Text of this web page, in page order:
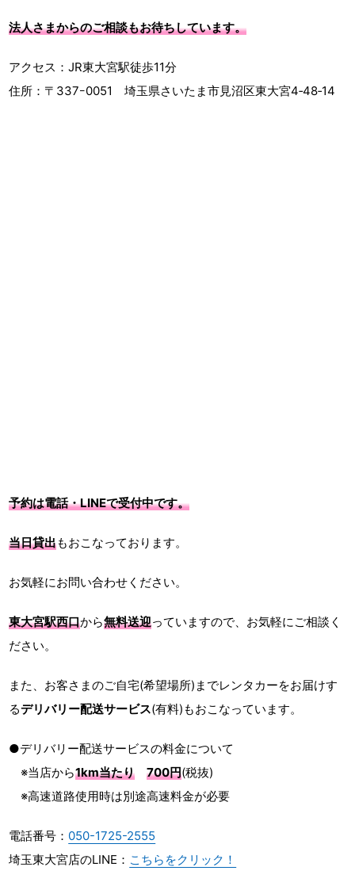
法人さまからのご相談もお待ちしています。
アクセス：JR東大宮駅徒歩11分
住所：〒337ｰ0051 埼玉県さいたま市見沼区東大宮4‐48‐14
予約は電話・LINEで受付中です。
当日貸出もおこなっております。
お気軽にお問い合わせください。
東大宮駅西口から無料送迎っていますので、お気軽にご相談く
ださい。
また、お客さまのご自宅(希望場所)までレンタカーをお届けす
るデリバリー配送サービス(有料)もおこなっています。
●デリバリー配送サービスの料金について
※当店から1km当たり 700円(税抜)
※高速道路使用時は別途高速料金が必要
電話番号： 050-1725-2555
埼玉東大宮店のLINE： こちらをクリック！